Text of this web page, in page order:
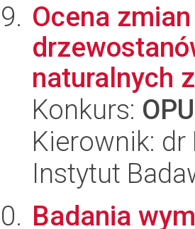
Ocena
naturalnych
Konkurs:
Kierownik:
Instytut
Badania